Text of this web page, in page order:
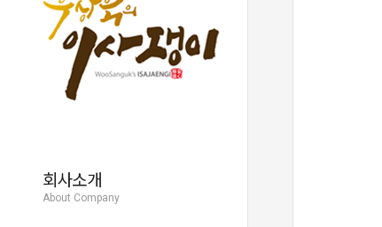
회사소개
About Company